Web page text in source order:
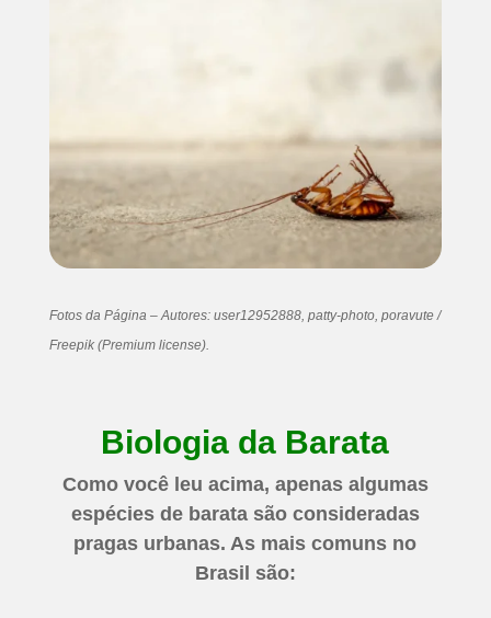
Fotos da Página – Autores: user12952888, patty-photo, poravute /
Freepik (Premium license).
Biologia da Barata
Como você leu acima, apenas algumas
espécies de barata são consideradas
pragas urbanas. As mais comuns no
Brasil são: